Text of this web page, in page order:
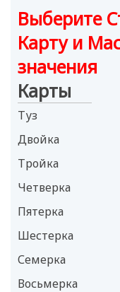
Выберите
Карту и
значения
Карты
Туз
Двойка
Тройка
Четверка
Пятерка
Шестерка
Семерка
Восьмерка